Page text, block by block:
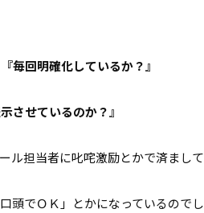
毎回明確化しているか？』
させているのか？』
ル担当者に叱咤激励とかで済まし
頭でＯＫ」とかになっているので